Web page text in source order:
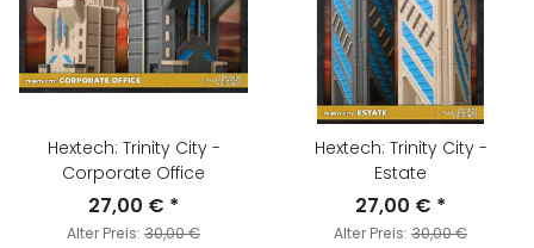
Hextech: Trinity City -
Corporate Office
27,00 € *
Alter Preis: 30,00 €
Hextech: Trinity City -
Estate
27,00 € *
Alter Preis: 30,00 €